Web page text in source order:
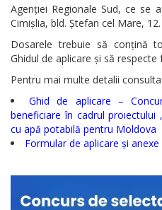
Comisiile
consultative
de
specialitate
ale
consiliului
Codul
Agenției Regionale Sud, ce se
Cimișlia, bld. Ștefan cel Mare, 12.
Dosarele trebuie să conțină
Ghidul de aplicare și să
Pentru mai multe detalii
Ghid de aplicare –
beneficiare în cadrul proiectului
cu apă potabilă pentru Moldova
Formular de aplicare și anexe